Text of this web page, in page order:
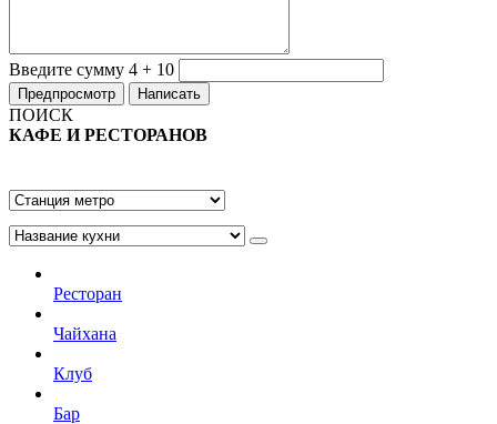
Введите сумму 4 + 10
ПОИСК
КАФЕ И РЕСТОРАНОВ
Ресторан
Чайхана
Клуб
Бар